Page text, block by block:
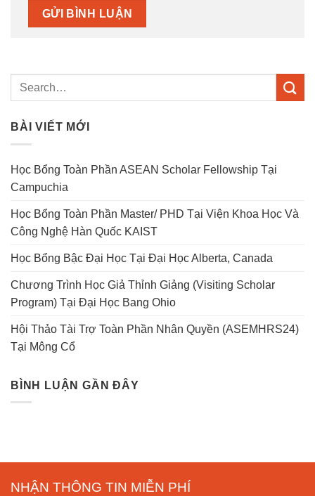
BÀI VIẾT MỚI
Học Bổng Toàn Phần ASEAN Scholar Fellowship Tại
Campuchia
Học Bổng Toàn Phần Master/ PHD Tại Viện Khoa Học Và
Công Nghệ Hàn Quốc KAIST
Học Bổng Bậc Đại Học Tại Đại Học Alberta, Canada
Chương Trình Học Giả Thỉnh Giảng (Visiting Scholar
Program) Tại Đại Học Bang Ohio
Hội Thảo Tài Trợ Toàn Phần Nhân Quyền (ASEMHRS24)
Tại Mông Cổ
BÌNH LUẬN GẦN ĐÂY
NHẬN THÔNG TIN MIỄN PHÍ